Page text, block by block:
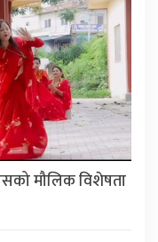
मौलिक विशेषता